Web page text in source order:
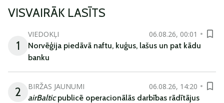
VISVAIRĀK LASĪTS
1
VIEDOKĻI
06.08.26, 00:01
Norvēģija piedāvā naftu, kuģus, lašus un pat kādu
banku
2 BIRŽAS JAUNUMI
06.08.26, 14:20
airBalticpublicē operacionālās darbības rādītājus